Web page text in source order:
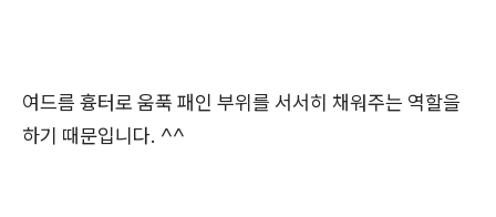
여드름 흉터로 움푹 패인 부위를 서서히 채워주는 역할을
하기 때문입니다. ^^